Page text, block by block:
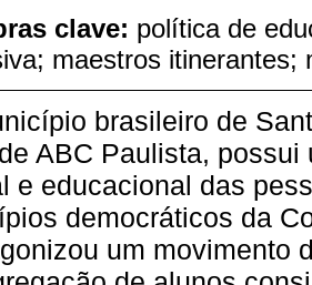
clave: política de
maestros itinerantes;
brasileiro de
ABC Paulista,
e educacional das
democráticos da
um movimento